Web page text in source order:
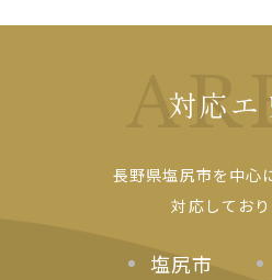
対応エ
長野県塩尻市を中心
対応しており
塩尻市